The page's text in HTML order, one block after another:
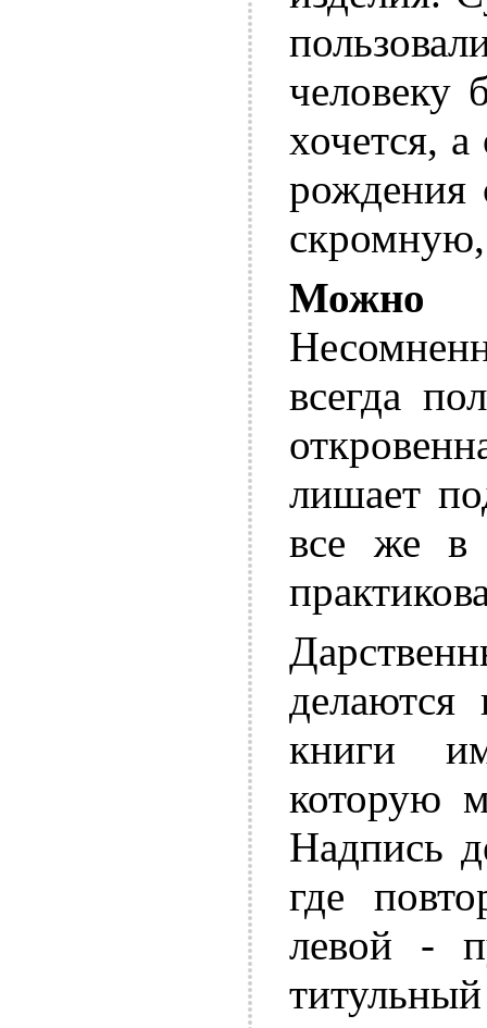
человеку
хочется,
рождения
Можно
всегда
лишает
все же в
книги
которую
Надпись
где
левой -